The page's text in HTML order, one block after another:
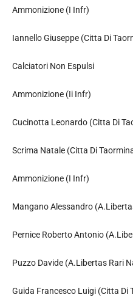
Ammonizione (I Infr)
Iannello Giuseppe (Citta Di
Calciatori Non Espulsi
Ammonizione (Ii Infr)
Cucinotta Leonardo (Citta Di
Scrima Natale (Citta Di
Ammonizione (I Infr)
Mangano Alessandro
Pernice Roberto Antonio
Puzzo Davide (A.Libertas Rari
Guida Francesco Luigi (Citta Di